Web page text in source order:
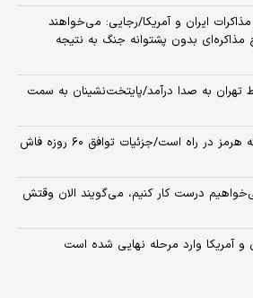
ایران و آمریکا/رجایی: می‌خواهند
بدون پشتوانه جنگ به نتیجه
به صدا درآمد/پایتخت‌نشینان به سمت
العربیه: توافق بازگشایی تنگه هرمز در راه است/جزئیات توافق ۶۰ روزه فاش
است می‌خواهیم درست کار کنیم، می‌گویند الان وقتش
و آمریکا وارد مرحله نهایی شده است